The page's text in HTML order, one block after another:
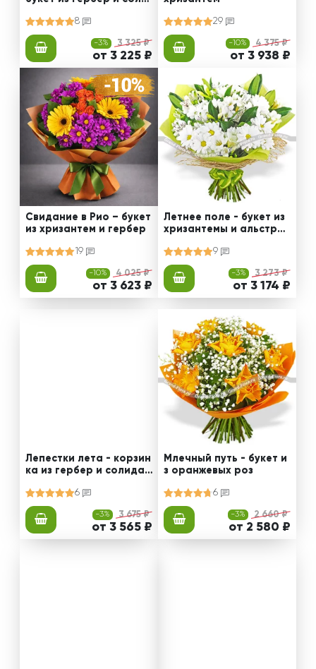
8
-3% 3 325 ₽
от 3 225 ₽
29
-10% 4 375 ₽
от 3 938 ₽
Свидание в Рио – букет
из хризантем и гербер
19
-10% 4 025 ₽
от 3 623 ₽
Летнее поле - букет из
хризантемы и альстро
9
-3% 3 273 ₽
от 3 174 ₽
Лепестки лета - корзин
ка из гербер и солидаг
6
-3% 3 675 ₽
от 3 565 ₽
Млечный путь - букет и
з оранжевых роз
6
-3% 2 660 ₽
от 2 580 ₽